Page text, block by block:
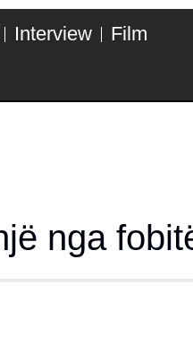
Interview
Film
nga